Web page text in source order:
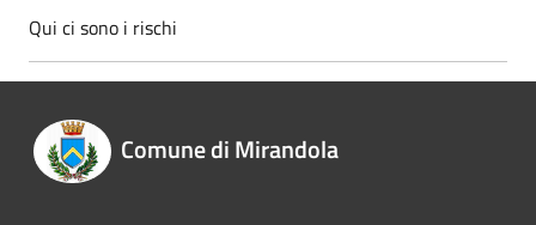
Qui ci sono i rischi
Comune di Mirandola